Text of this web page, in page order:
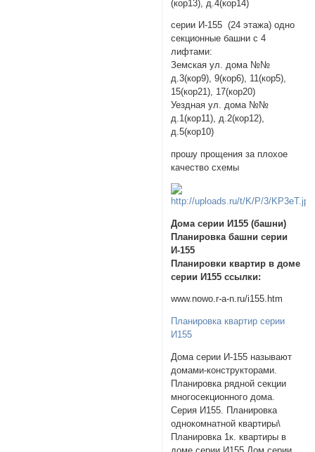
(кор13), д.4(кор14)
серии И-155 (24 этажа) одно
секционные башни с 4
лифтами:
Земская ул. дома №№
д.3(кор9), 9(кор6), 11(кор5),
15(кор21), 17(кор20)
Уездная ул. дома №№
д.1(кор11), д.2(кор12),
д.5(кор10)
прошу прощения за плохое
качество схемы
Дома серии И155 (башни)
Планировка башни серии
И-155
Планировки квартир в доме
серии И155 ссылки:
www.nowo.r-a-n.ru/i155.htm
Планировка квартир серии
И155
Дома серии И-155 называют
домами-конструкторами.
Планировка рядной секции
многосекционного дома.
Серия И155. Планировка
однокомнатной квартиры\
Планировка 1к. квартиры в